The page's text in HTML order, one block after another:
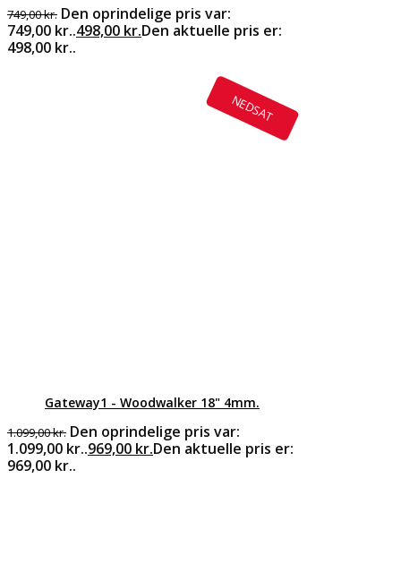
749,00kr. Den oprindelige pris var:
749,00 kr..498,00 kr.Den aktuelle pris er:
498,00 kr..
NEDSAT
Gateway1 - Woodwalker 18" 4mm.
1.099,00kr. Den oprindelige pris var:
1.099,00 kr..969,00 kr.Den aktuelle pris er:
969,00 kr..